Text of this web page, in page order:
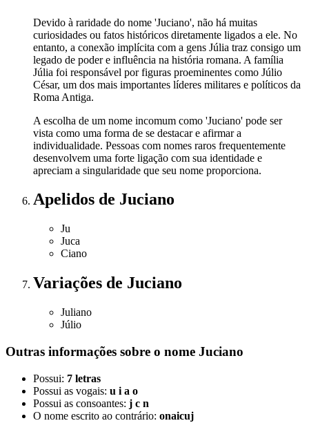
Devido à raridade do nome 'Juciano', não há muitas
curiosidades ou fatos históricos diretamente ligados a ele. No
entanto, a conexão implícita com a gens Júlia traz consigo um
legado de poder e influência na história romana. A família
Júlia foi responsável por figuras proeminentes como Júlio
César, um dos mais importantes líderes militares e políticos da
Roma Antiga.
A escolha de um nome incomum como 'Juciano' pode ser
vista como uma forma de se destacar e afirmar a
individualidade. Pessoas com nomes raros frequentemente
desenvolvem uma forte ligação com sua identidade e
apreciam a singularidade que seu nome proporciona.
Apelidos de Juciano
Ju
Juca
Ciano
Variações de Juciano
Juliano
Júlio
Outras informações sobre o nome Juciano
Possui: 7 letras
Possui as vogais: u i a o
Possui as consoantes: j c n
O nome escrito ao contrário: onaicuj